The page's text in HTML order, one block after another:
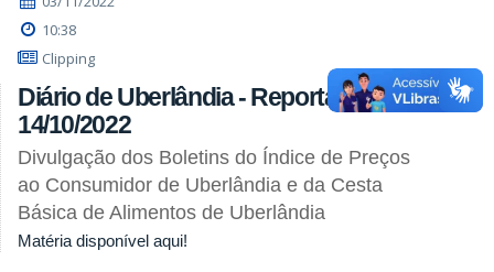
10:38
Clipping
Diário de Uberlândia - Reportagem -
14/10/2022
Divulgação dos Boletins do Índice de Preços
ao Consumidor de Uberlândia e da Cesta
Básica de Alimentos de Uberlândia
Matéria disponível aqui!